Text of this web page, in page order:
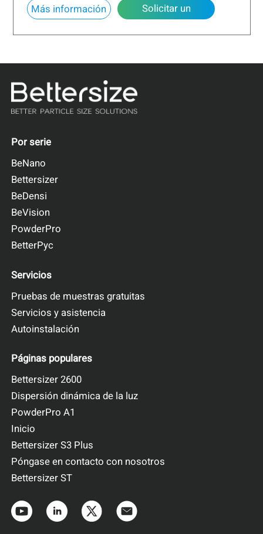
Más información
Solicitar un
Por serie
BeNano
Bettersizer
BeDensi
BeVision
PowderPro
BetterPyc
Servicios
Pruebas de muestras gratuitas
Servicios y asistencia
Autoinstalación
Páginas populares
Bettersizer 2600
Dispersión dinámica de la luz
PowderPro A1
Inicio
Bettersizer S3 Plus
Póngase en contacto con nosotros
Bettersizer ST